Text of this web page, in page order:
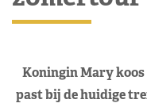
Koningin Mary koos
past bij de huidige